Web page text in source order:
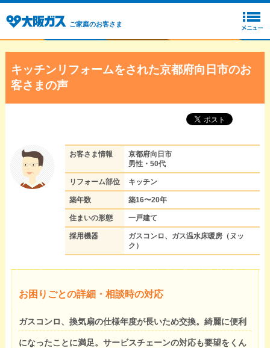
ご家庭のお客さま
キッチンリフォームをされた京都府向日市のお
客さまの声
お客さま情報
京都府向日市
男性・50代
リフォーム部位 キッチン
築年数 築16〜20年
住まいの形態 一戸建て
採用機器
ガスコンロ、ガス温水床暖房（ヌッ
ク）
お困りごとの詳細・相談時の対応
ガスコンロ、換気扇の仕様年度が長いため交換。綺麗に便利
になったことに満足。サービスチェーンの対応も要望をくん